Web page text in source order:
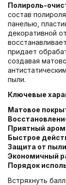
Полироль-
состав
панелью,
декоративной
придает
создавая
пыли.
Ключевые
Матовое
Приятный
Быстрое
Защита от пыли
Экономичный
Порядок
Встряхнуть